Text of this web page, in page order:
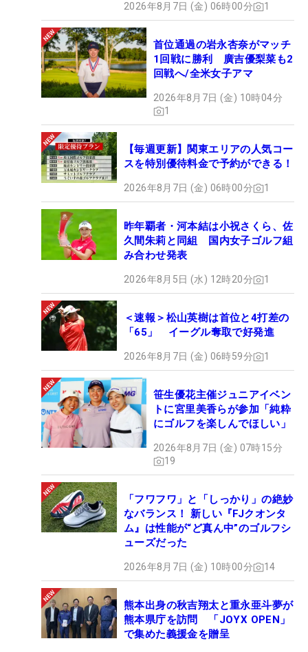
2026年8月7日 (金) 06時00分 1
首位通過の岩永杏奈がマッチ
1回戦に勝利 廣吉優梨菜も2
回戦へ/全米女子アマ
2026年8月7日 (金) 10時04分
1
【毎週更新】関東エリアの人気コー
スを特別優待料金で予約ができる！
2026年8月7日 (金) 06時00分 1
昨年覇者・河本結は小祝さくら、佐
久間朱莉と同組 国内女子ゴルフ組
み合わせ発表
2026年8月5日 (水) 12時20分 1
＜速報＞松山英樹は首位と4打差の
「65」 イーグル奪取で好発進
2026年8月7日 (金) 06時59分 1
笹生優花主催ジュニアイベン
トに宮里美香らが参加「純粋
にゴルフを楽しんでほしい」
2026年8月7日 (金) 07時15分
19
「フワフワ」と「しっかり」の絶妙
なバランス！ 新しい『FJクオンタ
ム』は性能が“ど真ん中”のゴルフシ
ューズだった
2026年8月7日 (金) 10時00分 14
熊本出身の秋吉翔太と重永亜斗夢が
熊本県庁を訪問 「JOYX OPEN」
で集めた義援金を贈呈